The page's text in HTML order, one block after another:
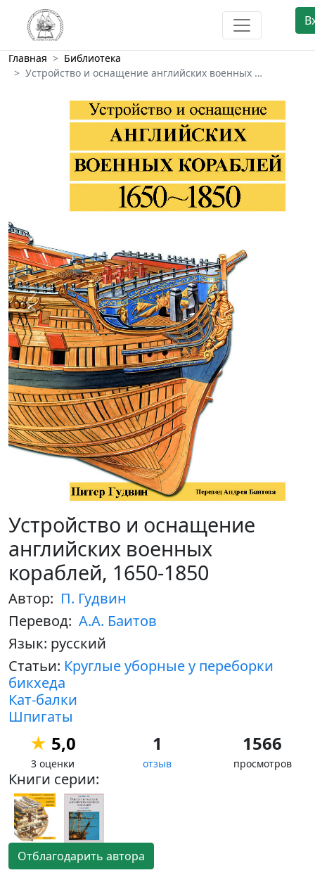
Главная
Библиотека
Устройство и оснащение английских военных …
Предыдущий
Устройство и оснащение
английских военных
кораблей, 1650-1850
Автор: П. Гудвин
Перевод: А.А. Баитов
Язык: русский
Статьи: Круглые уборные у переборки
бикхеда
Кат-балки
Шпигаты
★ 5,0
3 оценки
1
отзыв
1566
просмотров
Книги серии:
Отблагодарить автора